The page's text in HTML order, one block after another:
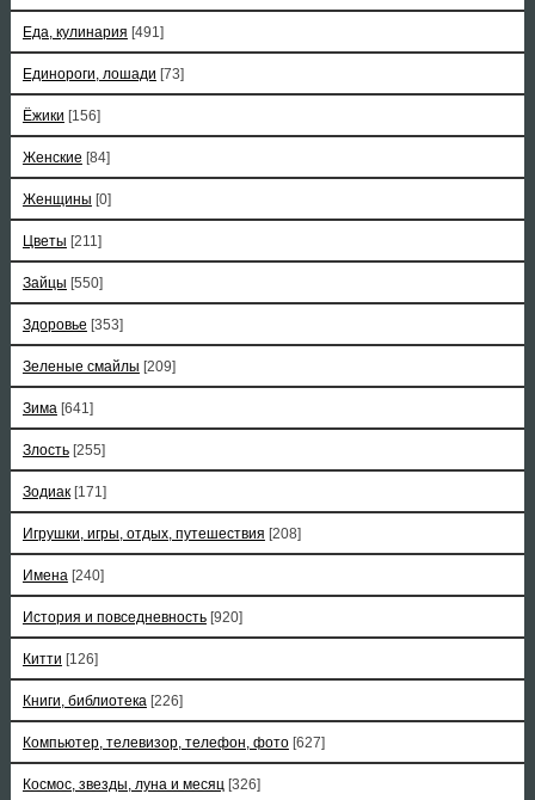
Еда, кулинария [491]
Единороги, лошади [73]
Ёжики [156]
Женские [84]
Женщины [0]
Цветы [211]
Зайцы [550]
Здоровье [353]
Зеленые смайлы [209]
Зима [641]
Злость [255]
Зодиак [171]
Игрушки, игры, отдых, путешествия [208]
Имена [240]
История и повседневность [920]
Китти [126]
Книги, библиотека [226]
Компьютер, телевизор, телефон, фото [627]
Космос, звезды, луна и месяц [326]